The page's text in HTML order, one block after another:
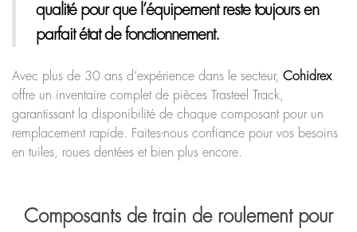
qualité pour que l’équipement reste toujours en
parfait état de fonctionnement.
Avec plus de 30 ans d’expérience dans le secteur, Cohidrex
offre un inventaire complet de pièces Trasteel Track,
garantissant la disponibilité de chaque composant pour un
remplacement rapide. Faites-nous confiance pour vos besoins
en tuiles, roues dentées et bien plus encore.
Composants de train de roulement pour